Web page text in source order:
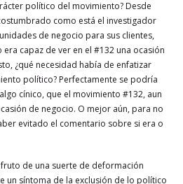
político del movimiento? Desde
como está el investigador
de negocio para sus clientes,
capaz de ver en el #132 una ocasión
¿qué necesidad había de enfatizar
político? Perfectamente se podría
cínico, que el movimiento #132, aun
de negocio. O mejor aún, para no
evitado el comentario sobre si era o
de una suerte de deformación
un síntoma de la exclusión de lo político